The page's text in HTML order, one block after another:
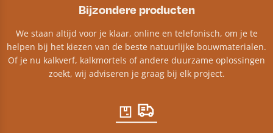
Bijzondere producten
We staan altijd voor je klaar, online en telefonisch, om je te
helpen bij het kiezen van de beste natuurlijke bouwmaterialen.
Of je nu kalkverf, kalkmortels of andere duurzame oplossingen
zoekt, wij adviseren je graag bij elk project.​